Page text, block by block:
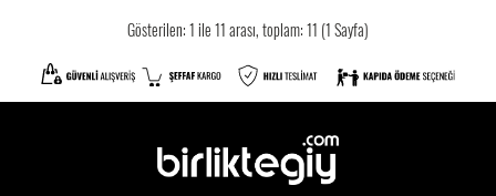
Gösterilen: 1 ile 11 arası, toplam: 11 (1 Sayfa)